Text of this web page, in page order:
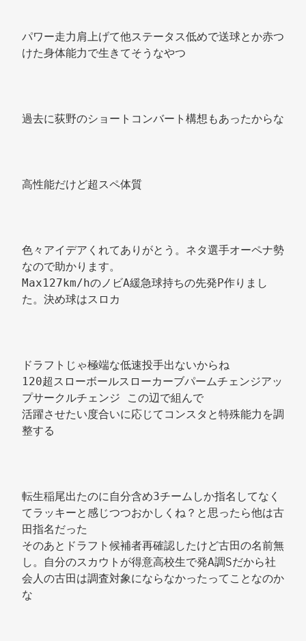
パワー走力肩上げて他ステータス低めで送球とか赤つ
けた身体能力で生きてそうなやつ
高性能だけど超スペ体質
色々アイデアくれてありがとう。ネタ選手オーペナ勢
なので助かります。
Max127km/hのノビA緩急球持ちの先発P作りまし
た。決め球はスロカ
ドラフトじゃ極端な低速投手出ないからね
120超スローボールスローカーブパームチェンジアッ
プサークルチェンジ この辺で組んで
活躍させたい度合いに応じてコンスタと特殊能力を調
整する
転生稲尾出たのに自分含め3チームしか指名してなく
てラッキーと感じつつおかしくね？と思ったら他は古
田指名だった
そのあとドラフト候補者再確認したけど古田の名前無
し。自分のスカウトが得意高校生で発A調Sだから社
会人の古田は調査対象にならなかったってことなのか
な